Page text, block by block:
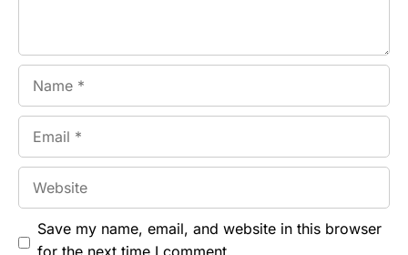
Save my name, email, and website in this browser
for the next time I comment.